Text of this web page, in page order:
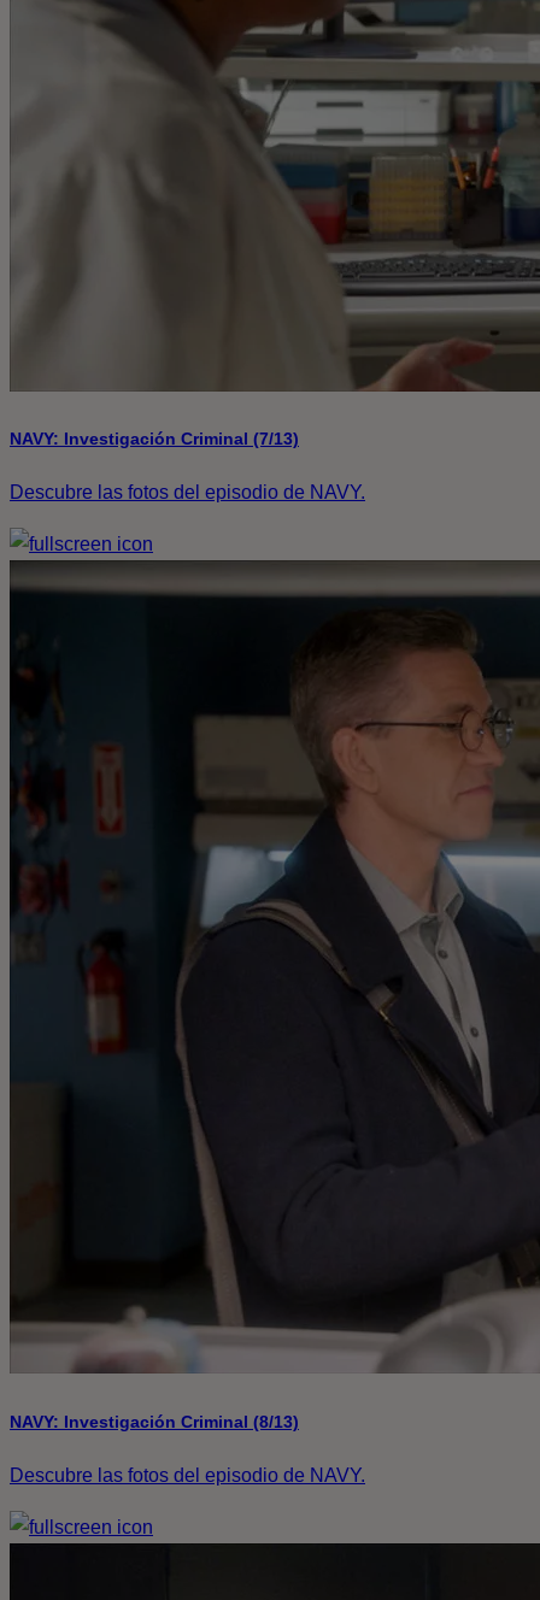
NAVY: Investigación Criminal (7/13)
Descubre las fotos del episodio de NAVY.
NAVY: Investigación Criminal (8/13)
Descubre las fotos del episodio de NAVY.